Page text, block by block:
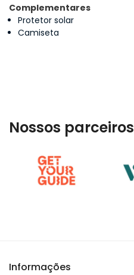
Complementares
Protetor solar
Camiseta
Nossos parceiros
Informações